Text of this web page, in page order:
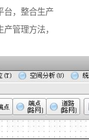
台，整合生产
管理方法，